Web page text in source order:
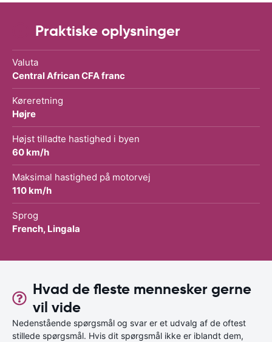
Praktiske oplysninger
Valuta
Central African CFA franc
Køreretning
Højre
Højst tilladte hastighed i byen
60 km/h
Maksimal hastighed på motorvej
110 km/h
Sprog
French, Lingala
Hvad de fleste mennesker gerne
vil vide
Nedenstående spørgsmål og svar er et udvalg af de oftest
stillede spørgsmål. Hvis dit spørgsmål ikke er iblandt dem,